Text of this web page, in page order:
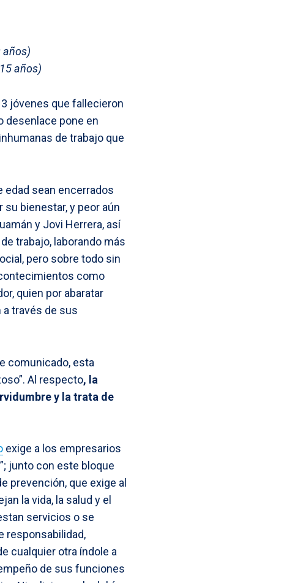
años)
años)
jóvenes que fallecieron
desenlace pone en
de trabajo que
edad sean encerrados
bienestar, y peor aún
y Jovi Herrera, así
trabajo, laborando más
pero sobre todo sin
como
quien por abaratar
a través de sus
comunicado, esta
Al respecto, la
y la trata de
exige a los empresarios
junto con este bloque
prevención, que exige al
la vida, la salud y el
servicios o se
responsabilidad,
cualquier otra índole a
de sus funciones